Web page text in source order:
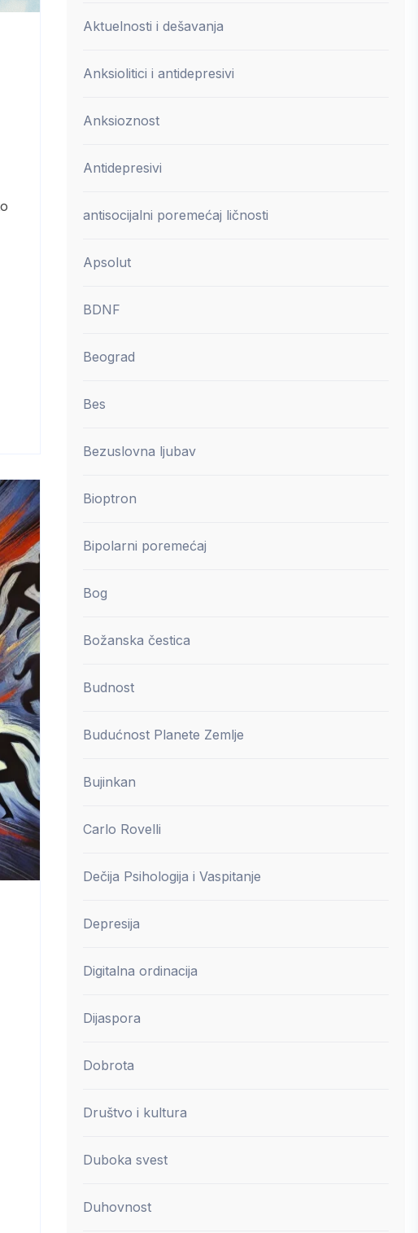
Aktuelnosti i dešavanja
Anksiolitici i antidepresivi
Anksioznost
Antidepresivi
antisocijalni poremećaj ličnosti
Apsolut
BDNF
Beograd
Bes
Bezuslovna ljubav
Bioptron
Bipolarni poremećaj
Bog
Božanska čestica
Budnost
Budućnost Planete Zemlje
Bujinkan
Carlo Rovelli
Dečija Psihologija i Vaspitanje
Depresija
Digitalna ordinacija
Dijaspora
Dobrota
Društvo i kultura
Duboka svest
Duhovnost